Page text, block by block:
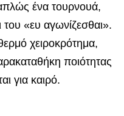
ένα τουρνουά,
του «ευ αγωνίζεσθαι».
χειροκρότημα,
ποιότητας
για καιρό.